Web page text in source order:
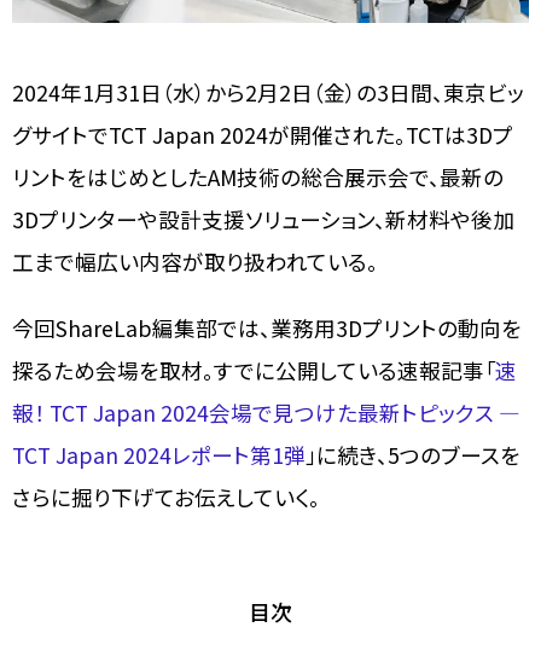
2024年1月31日（水）から2月2日（金）の3日間、東京ビッ
グサイトでTCT Japan 2024が開催された。TCTは3Dプ
リントをはじめとしたAM技術の総合展示会で、最新の
3Dプリンターや設計支援ソリューション、新材料や後加
工まで幅広い内容が取り扱われている。
今回ShareLab編集部では、業務用3Dプリントの動向を
探るため会場を取材。すでに公開している速報記事「速
報！ TCT Japan 2024会場で見つけた最新トピックス ―
TCT Japan 2024レポート第1弾 」に続き、5つのブースを
さらに掘り下げてお伝えしていく。
目次